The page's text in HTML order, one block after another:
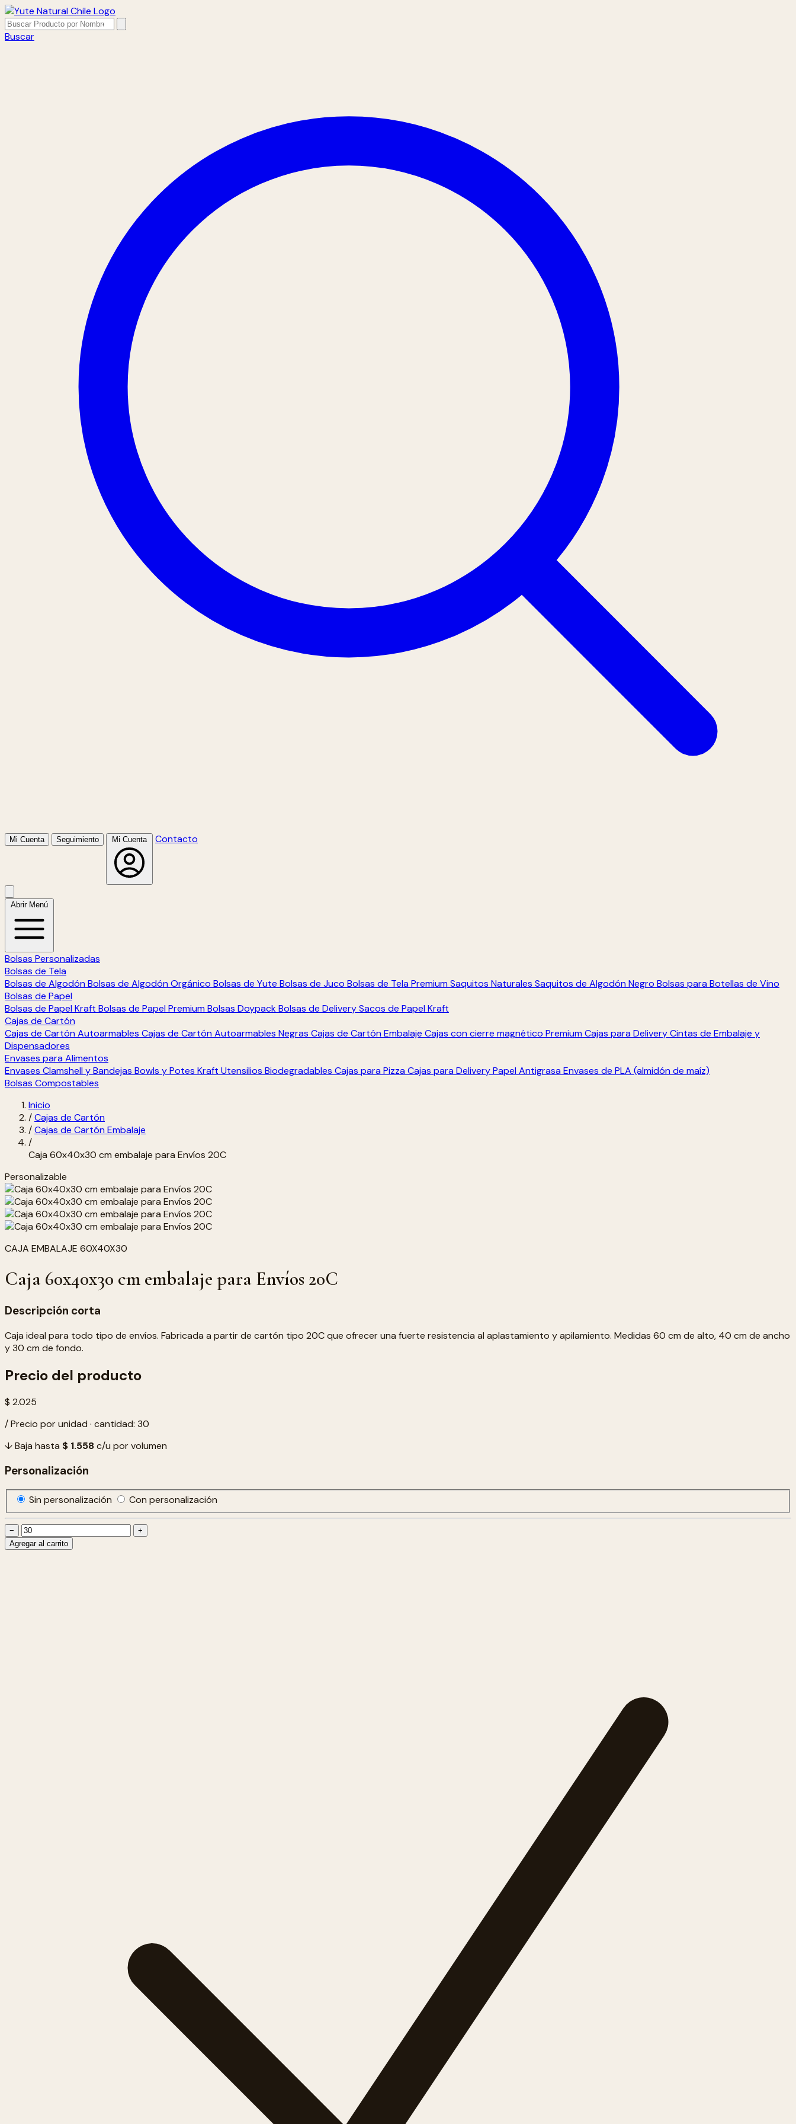
Buscar
Mi Cuenta Seguimiento Mi Cuenta Contacto
Abrir Menú
Bolsas Personalizadas
Bolsas de Tela
Bolsas de Algodón Bolsas de Algodón Orgánico Bolsas de Yute Bolsas de Juco Bolsas de Tela Premium Saquitos Naturales Saquitos de Algodón Negro Bolsas para Botellas de Vino
Bolsas de Papel
Bolsas de Papel Kraft Bolsas de Papel Premium Bolsas DoypackBolsas de DeliverySacos de Papel Kraft
Cajas de Cartón
Cajas de Cartón Autoarmables Cajas de Cartón Autoarmables Negras Cajas de Cartón Embalaje Cajas con cierre magnético Premium Cajas para DeliveryCintas de Embalaje y
Dispensadores
Envases para Alimentos
Envases Clamshell y Bandejas Bowls y Potes Kraft Utensilios Biodegradables Cajas para Pizza Cajas para DeliveryPapel Antigrasa Envases de PLA (almidón de maíz)
Bolsas Compostables
Inicio
/Cajas de Cartón
/Cajas de Cartón Embalaje
/
Caja 60x40x30 cm embalaje para Envíos 20C
Personalizable
CAJA EMBALAJE 60X40X30
Caja 60x40x30 cm embalaje para Envíos 20C
Descripción corta
Caja ideal para todo tipo de envíos. Fabricada a partir de cartón tipo 20C que ofrecer una fuerte resistencia al aplastamiento y apilamiento. Medidas 60 cm de alto, 40 cm de ancho
y 30 cm de fondo.
Precio del producto
$ 2.025
/ Precio por unidad · cantidad: 30
↓ Baja hasta $ 1.558c/u por volumen
Personalización
Sin personalización Con personalización
−
+
Agregar al carrito